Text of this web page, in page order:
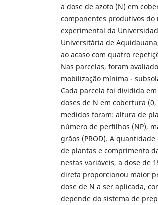
a dose de azoto (N) em
componentes produtivos
experimental da
Universitária de
ao acaso com quatro
Nas parcelas, foram
mobilização mínima -
Cada parcela foi dividida
doses de N em cobertura
medidos foram: altura de
número de perfilhos (NP),
grãos (PROD). A
de plantas e comprimento
nestas variáveis, a dose de
direta proporcionou maior
dose de N a ser aplicada,
depende do sistema de